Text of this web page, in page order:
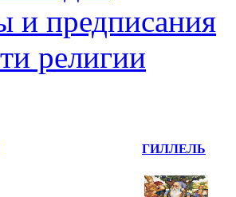
и предписания
религии
ГИЛЛЕЛЬ